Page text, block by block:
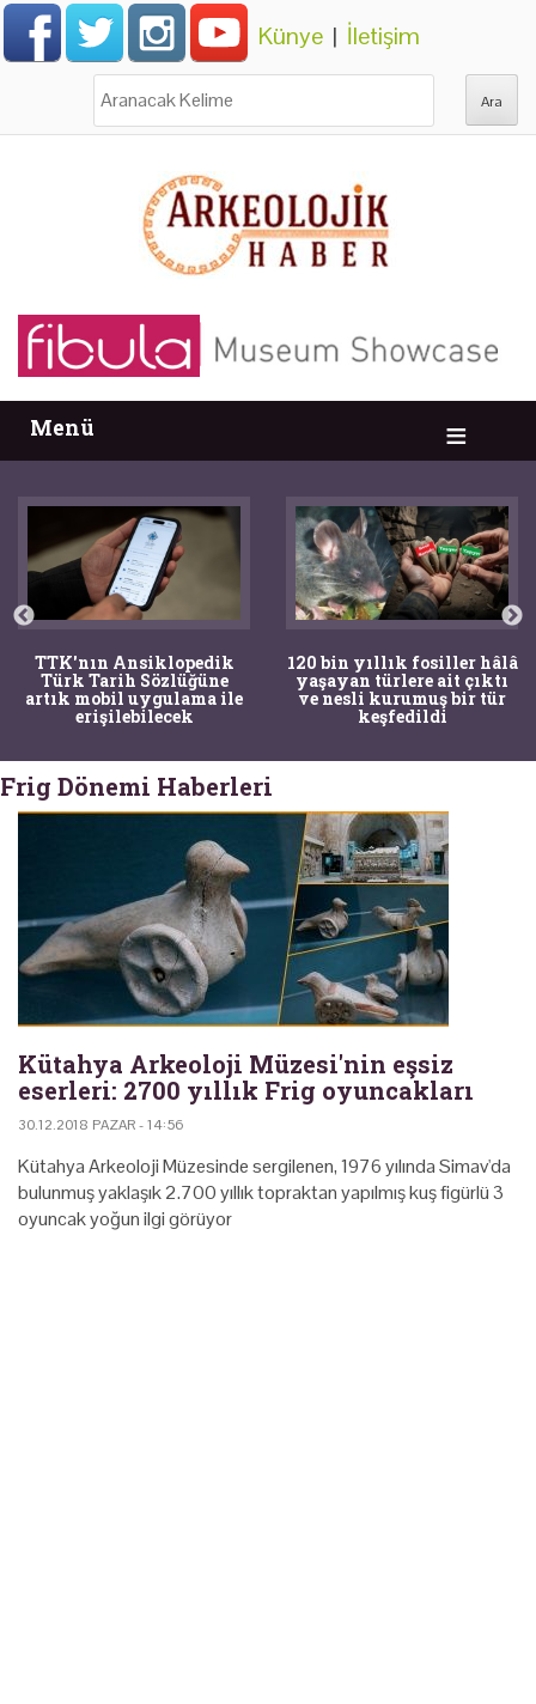
Künye | İletişim
Menü
TTK'nın Ansiklopedik
Türk Tarih Sözlüğüne
artık mobil uygulama ile
erişilebilecek
120 bin yıllık fosiller hâlâ
yaşayan türlere ait çıktı
ve nesli kurumuş bir tür
keşfedildi
Frig Dönemi Haberleri
Kütahya Arkeoloji Müzesi'nin eşsiz
eserleri: 2700 yıllık Frig oyuncakları
30.12.2018 PAZAR - 14:56
Kütahya Arkeoloji Müzesinde sergilenen, 1976 yılında Simav'da
bulunmuş yaklaşık 2.700 yıllık topraktan yapılmış kuş figürlü 3
oyuncak yoğun ilgi görüyor